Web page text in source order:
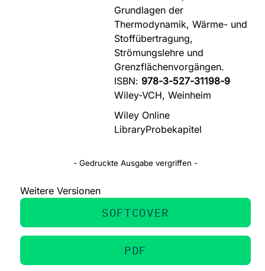
Grundlagen der
Thermodynamik, Wärme- und
Stoffübertragung,
Strömungslehre und
Grenzflächenvorgängen.
ISBN: 978-3-527-31198-9
Wiley-VCH, Weinheim
Wiley Online
LibraryProbekapitel
- Gedruckte Ausgabe vergriffen -
Weitere Versionen
SOFTCOVER
PDF